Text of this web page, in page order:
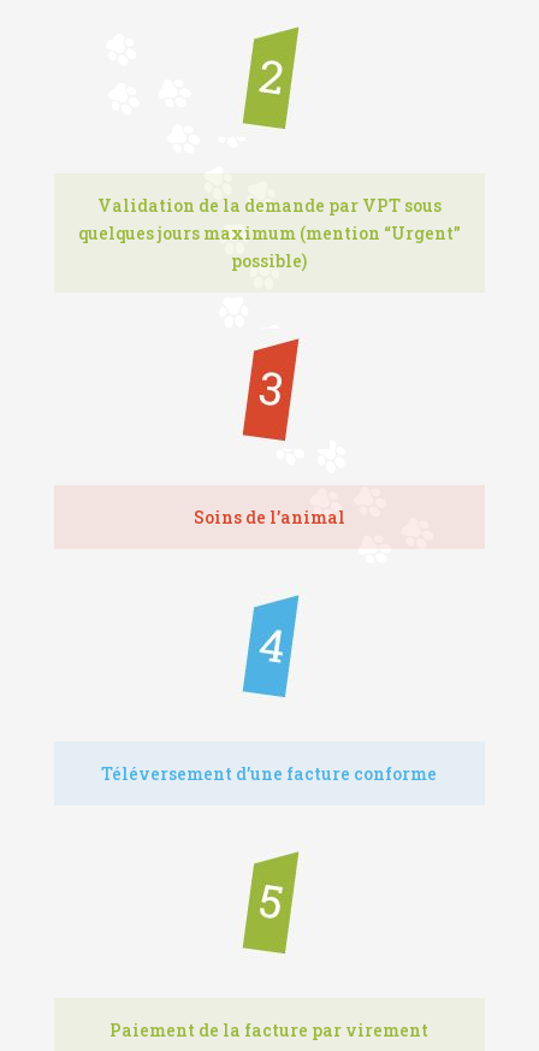
Validation de la demande par VPT sous
quelques jours maximum (mention “Urgent”
possible)
Soins de l’animal
Téléversement d’une facture conforme
Paiement de la facture par virement